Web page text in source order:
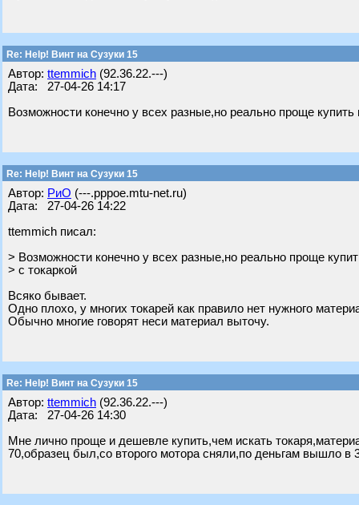
Re: Help! Винт на Сузуки 15
Автор: ttemmich (92.36.22.---)
Дата: 27-04-26 14:17
Возможности конечно у всех разные,но реально проще купить
Re: Help! Винт на Сузуки 15
Автор: РиО (---.pppoe.mtu-net.ru)
Дата: 27-04-26 14:22
ttemmich писал:
> Возможности конечно у всех разные,но реально проще
> с токаркой
Всяко бывает.
Одно плохо, у многих токарей как правило нет нужного
Обычно многие говорят неси материал выточу.
Re: Help! Винт на Сузуки 15
Автор: ttemmich (92.36.22.---)
Дата: 27-04-26 14:30
Мне лично проще и дешевле купить,чем искать
70,образец был,со второго мотора сняли,по деньгам вышло в